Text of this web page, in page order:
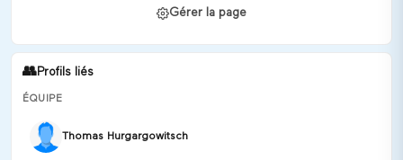
Gérer la page
👥Profils liés
ÉQUIPE
Thomas Hurgargowitsch